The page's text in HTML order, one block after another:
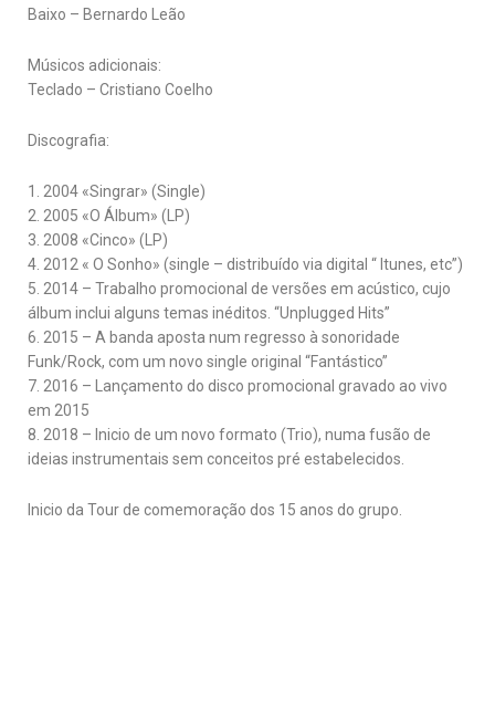
Baixo – Bernardo Leão
Músicos adicionais:
Teclado – Cristiano Coelho
Discografia:
1. 2004 «Singrar» (Single)
2. 2005 «O Álbum» (LP)
3. 2008 «Cinco» (LP)
4. 2012 « O Sonho» (single – distribuído via digital “ Itunes, etc”)
5. 2014 – Trabalho promocional de versões em acústico, cujo
álbum inclui alguns temas inéditos. “Unplugged Hits”
6. 2015 – A banda aposta num regresso à sonoridade
Funk/Rock, com um novo single original “Fantástico”
7. 2016 – Lançamento do disco promocional gravado ao vivo
em 2015
8. 2018 – Inicio de um novo formato (Trio), numa fusão de
ideias instrumentais sem conceitos pré estabelecidos.
Inicio da Tour de comemoração dos 15 anos do grupo.